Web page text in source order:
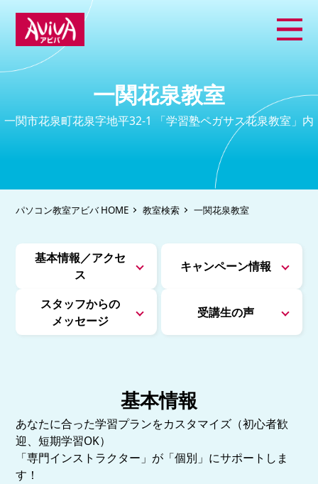
一関花泉教室
一関市花泉町花泉字地平32-1 「学習塾ペガサス花泉教室」内
パソコン教室アビバ HOME 教室検索 一関花泉教室
基本情報／アクセ
ス
キャンペーン情報
スタッフからの
メッセージ
受講生の声
基本情報
あなたに合った学習プランをカスタマイズ（初心者歓
迎、短期学習OK）
「専門インストラクター」が「個別」にサポートしま
す！